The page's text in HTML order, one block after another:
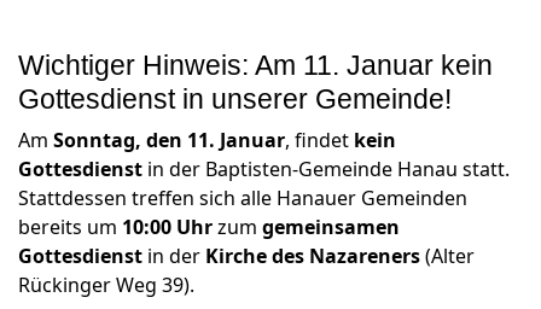
Wichtiger Hinweis: Am 11. Januar kein
Gottesdienst in unserer Gemeinde!
Am Sonntag, den 11. Januar, findet kein
Gottesdienst in der Baptisten-Gemeinde Hanau statt.
Stattdessen treffen sich alle Hanauer Gemeinden
bereits um 10:00 Uhrzum gemeinsamen
Gottesdienst in der Kirche des Nazareners(Alter
Rückinger Weg 39).